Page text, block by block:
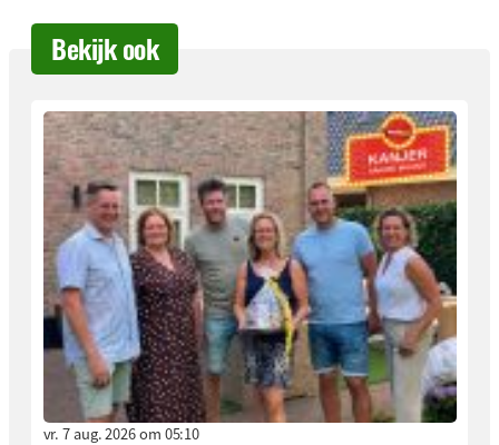
Bekijk ook
vr. 7 aug. 2026 om 05:10